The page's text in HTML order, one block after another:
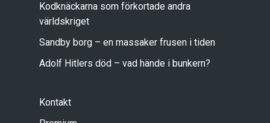
Kodknäckarna som förkortade andra
världskriget
Sandby borg – en massaker frusen i tiden
Adolf Hitlers död – vad hände i bunkern?
Kontakt